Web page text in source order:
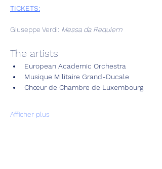
TICKETS:
Giuseppe Verdi: Messa da Requiem
The artists
European Academic Orchestra
Musique Militaire Grand-Ducale
Chœur de Chambre de Luxembourg
Afficher plus